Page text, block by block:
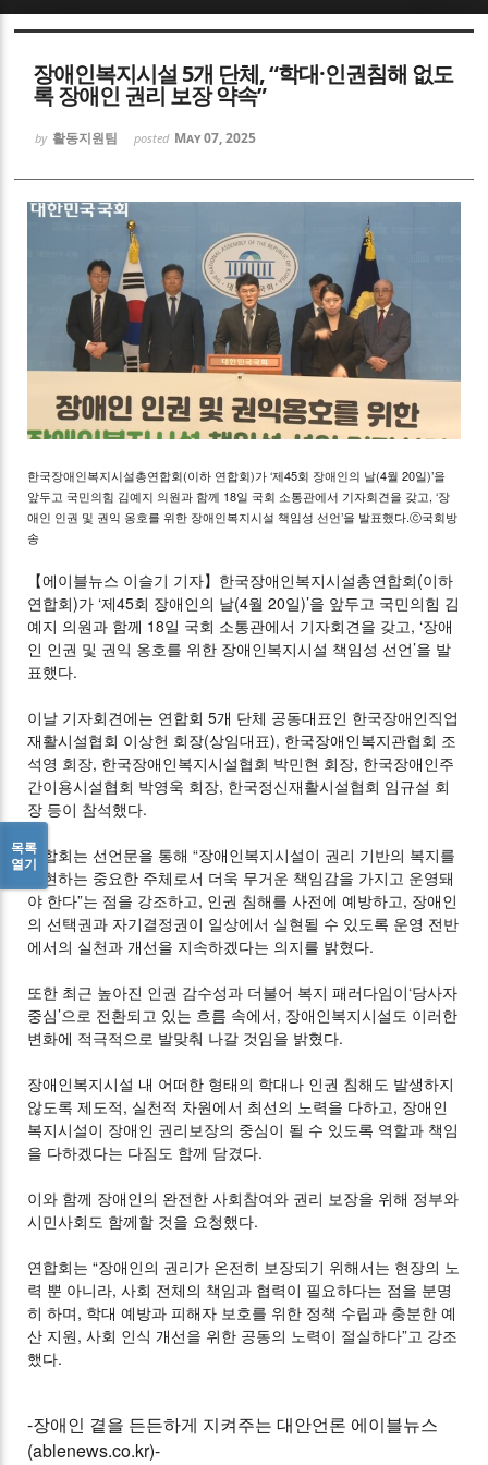
장애인복지시설 5개 단체, “학대·인권침해 없도
록 장애인 권리 보장 약속”
by 활동지원팀 posted May 07, 2025
한국장애인복지시설총연합회(이하 연합회)가 ‘제45회 장애인의 날(4월 20일)’을
앞두고 국민의힘 김예지 의원과 함께 18일 국회 소통관에서 기자회견을 갖고, ‘장
애인 인권 및 권익 옹호를 위한 장애인복지시설 책임성 선언’을 발표했다.ⓒ국회방
송
【에이블뉴스 이슬기 기자】한국장애인복지시설총연합회(이하
연합회)가 ‘제45회 장애인의 날(4월 20일)’을 앞두고 국민의힘 김
예지 의원과 함께 18일 국회 소통관에서 기자회견을 갖고, ‘장애
인 인권 및 권익 옹호를 위한 장애인복지시설 책임성 선언’을 발
표했다.
이날 기자회견에는 연합회 5개 단체 공동대표인 한국장애인직업
재활시설협회 이상헌 회장(상임대표), 한국장애인복지관협회 조
석영 회장, 한국장애인복지시설협회 박민현 회장, 한국장애인주
간이용시설협회 박영욱 회장, 한국정신재활시설협회 임규설 회
장 등이 참석했다.
연합회는 선언문을 통해 “장애인복지시설이 권리 기반의 복지를
실현하는 중요한 주체로서 더욱 무거운 책임감을 가지고 운영돼
야 한다”는 점을 강조하고, 인권 침해를 사전에 예방하고, 장애인
의 선택권과 자기결정권이 일상에서 실현될 수 있도록 운영 전반
에서의 실천과 개선을 지속하겠다는 의지를 밝혔다.
또한 최근 높아진 인권 감수성과 더불어 복지 패러다임이‘당사자
중심’으로 전환되고 있는 흐름 속에서, 장애인복지시설도 이러한
변화에 적극적으로 발맞춰 나갈 것임을 밝혔다.
장애인복지시설 내 어떠한 형태의 학대나 인권 침해도 발생하지
않도록 제도적, 실천적 차원에서 최선의 노력을 다하고, 장애인
복지시설이 장애인 권리보장의 중심이 될 수 있도록 역할과 책임
을 다하겠다는 다짐도 함께 담겼다.
이와 함께 장애인의 완전한 사회참여와 권리 보장을 위해 정부와
시민사회도 함께할 것을 요청했다.
연합회는 “장애인의 권리가 온전히 보장되기 위해서는 현장의 노
력 뿐 아니라, 사회 전체의 책임과 협력이 필요하다는 점을 분명
히 하며, 학대 예방과 피해자 보호를 위한 정책 수립과 충분한 예
산 지원, 사회 인식 개선을 위한 공동의 노력이 절실하다”고 강조
했다.
-장애인 곁을 든든하게 지켜주는 대안언론 에이블뉴스
(ablenews.co.kr)-
목록
열기
Sketchbook5, 스케치북5
Sketchbook5, 스케치북5